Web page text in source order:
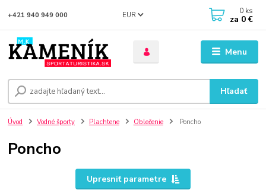
Menu
EUR
Hľadať
+421 940 949 000 0 ks
za 0 €
Úvod Vodné športy Plachtene Oblečenie Poncho
Poncho
Upresniť parametre